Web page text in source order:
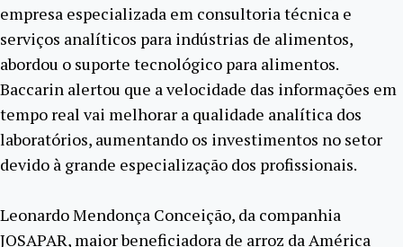
empresa especializada em consultoria técnica e
serviços analíticos para indústrias de alimentos,
abordou o suporte tecnológico para alimentos.
Baccarin alertou que a velocidade das informações em
tempo real vai melhorar a qualidade analítica dos
laboratórios, aumentando os investimentos no setor
devido à grande especialização dos profissionais.
Leonardo Mendonça Conceição, da companhia
JOSAPAR, maior beneficiadora de arroz da América